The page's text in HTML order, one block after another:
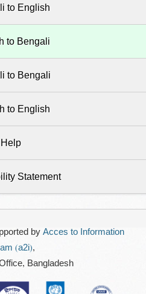
to English
to Bengali
to Bengali
to English
Help
Statement
by Acces to Information
(a2i),
Bangladesh